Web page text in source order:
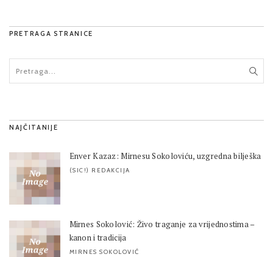
PRETRAGA STRANICE
NAJČITANIJE
Enver Kazaz: Mirnesu Sokoloviću, uzgredna bilješka
(SIC!) REDAKCIJA
Mirnes Sokolović: Živo traganje za vrijednostima –
kanon i tradicija
MIRNES SOKOLOVIĆ